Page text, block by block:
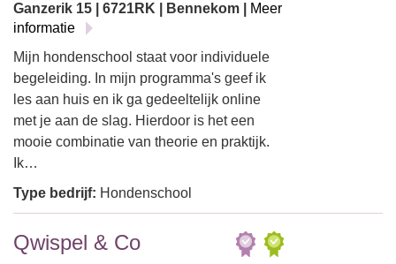
Ganzerik 15 | 6721RK | Bennekom |
Meer
informatie
Mijn hondenschool staat voor individuele
begeleiding. In mijn programma's geef ik
les aan huis en ik ga gedeeltelijk online
met je aan de slag. Hierdoor is het een
mooie combinatie van theorie en praktijk.
Ik…
Type bedrijf: Hondenschool
Qwispel & Co